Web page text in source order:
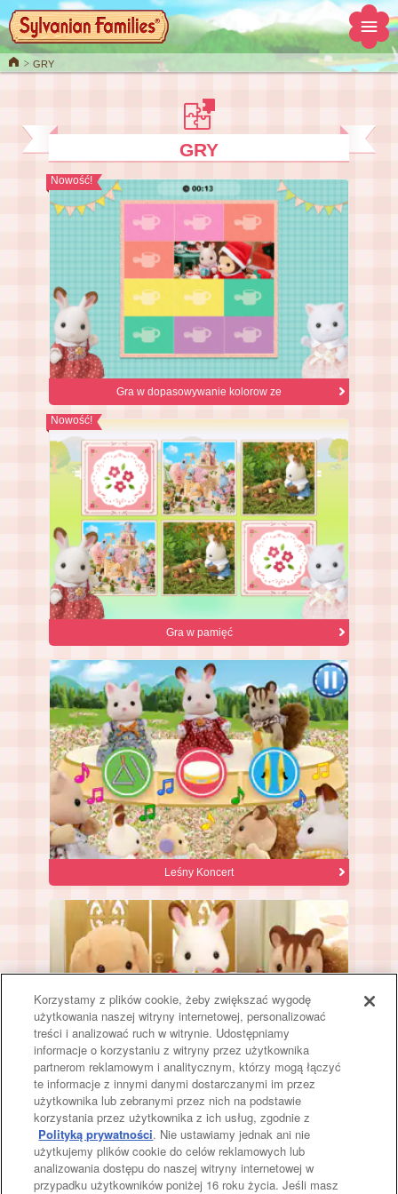
HomeGRY
GRY
Nowość!
Gra w dopasowywanie kolorow ze
Nowość!
Gra w pamięć
Leśny Koncert
Cukiernia Ciasteczko
Góra strony
Korzystamy z plików cookie, żeby zwiększać wygodę
użytkowania naszej witryny internetowej, personalizować
treści i analizować ruch w witrynie. Udostępniamy
informacje o korzystaniu z witryny przez użytkownika
partnerom reklamowym i analitycznym, którzy mogą łączyć
te informacje z innymi danymi dostarczanymi im przez
użytkownika lub zebranymi przez nich na podstawie
korzystania przez użytkownika z ich usług, zgodnie z
Polityką prywatności. Nie ustawiamy jednak ani nie
użytkujemy plików cookie do celów reklamowych lub
analizowania dostępu do naszej witryny internetowej w
przypadku użytkowników poniżej 16 roku życia. Jeśli masz